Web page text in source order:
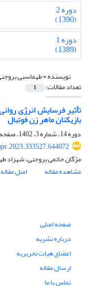
دوره 2
(1390)
دوره 1
(1389)
نویسنده =طهماسبی
تعداد مقالات: 1
تأثیر فرسایش انرژی
بازیکنان ماهر زن فوتبال
دوره 14، شماره 3، 1402، صفحه
مژگان حاتمی بروجنی، شهزاد
مشاهده مقاله
اصل مقاله
صفحه اصلی
درباره نشریه
اعضای هیات تحریریه
ارسال مقاله
تماس با ما